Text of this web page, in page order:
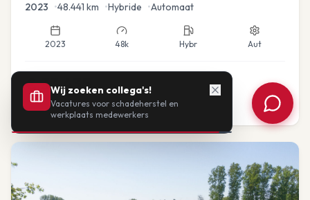
2023 •48.441 km •Hybride •Automaat
2023 48k Hybr Aut
€33.435
of vanaf: €693/mnd BTW
Wij zoeken collega's!
Vacatures voor schadeherstel en
werkplaats medewerkers